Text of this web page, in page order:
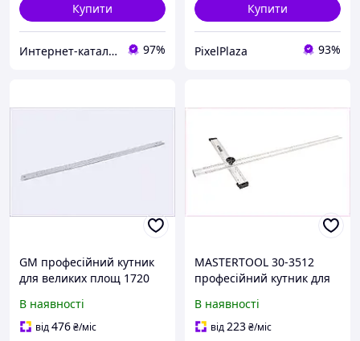
Купити
Интернет-кат​алог с​ки​​д​​​ок "ElenaShop" 97%
Купити
PixelPlaza 93%
GM професійний кутник
для великих площ 1720
В наявності
від476₴/міс
MASTERTOOL 30-3512
професійний кутник для
856CM8736
В наявності
від223₴/міс